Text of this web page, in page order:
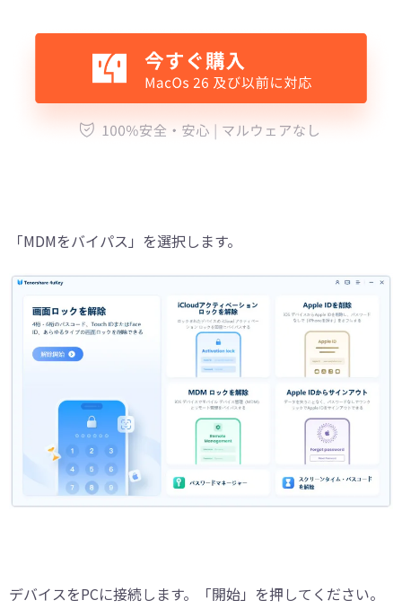
「MDMをバイパス」を選択します。
デバイスをPCに接続します。「開始」を押してください。